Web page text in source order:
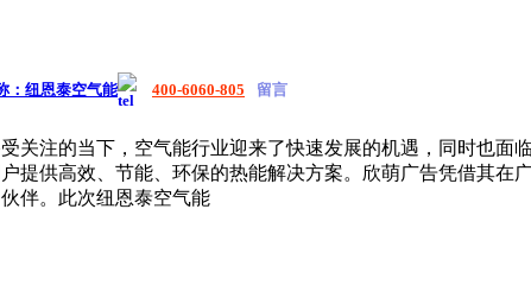
： 纽恩泰空气能 400-6060-805 留言
关注的当下，空气能行业迎来了快速发展的机遇，同时也
提供高效、节能、环保的热能解决方案。欣萌广告凭借其
伴。此次纽恩泰空气能